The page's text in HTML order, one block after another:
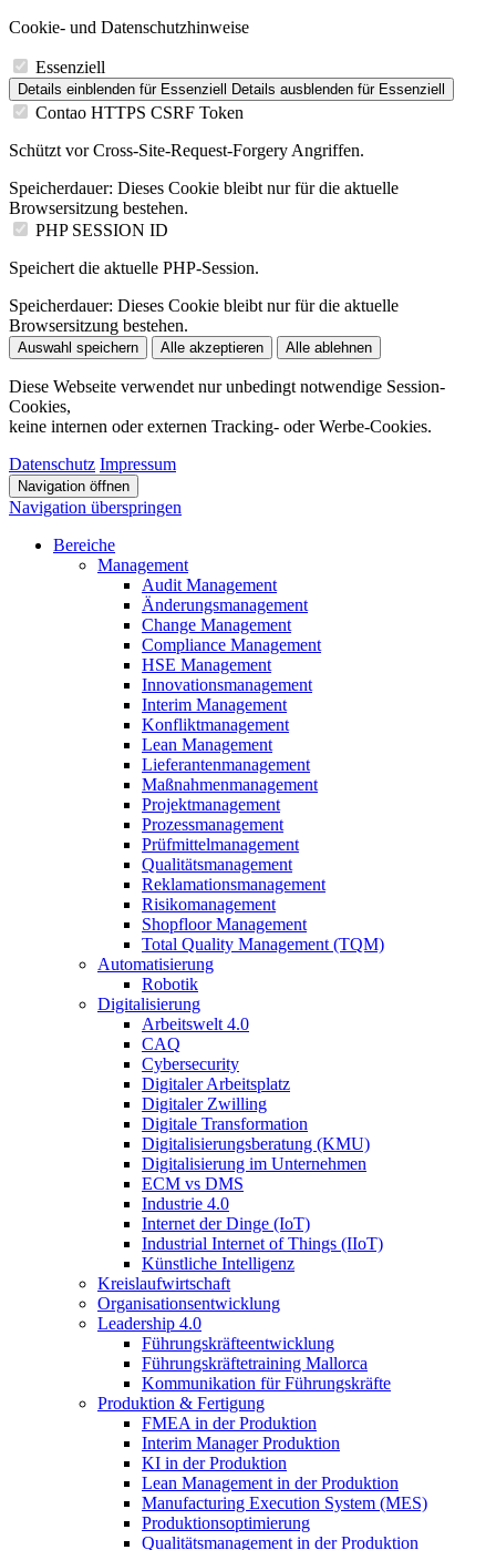
Cookie- und Datenschutzhinweise
Essenziell
Details einblenden für Essenziell Details ausblenden für Essenziell
Contao HTTPS CSRF Token
Schützt vor Cross-Site-Request-Forgery Angriffen.
Speicherdauer: Dieses Cookie bleibt nur für die aktuelle
Browsersitzung bestehen.
PHP SESSION ID
Speichert die aktuelle PHP-Session.
Speicherdauer: Dieses Cookie bleibt nur für die aktuelle
Browsersitzung bestehen.
Auswahl speichern Alle akzeptieren Alle ablehnen
Diese Webseite verwendet nur unbedingt notwendige Session-
Cookies,
keine internen oder externen Tracking- oder Werbe-Cookies.
Datenschutz Impressum
Navigation öffnen
Navigation überspringen
Bereiche
Management
Audit Management
Änderungsmanagement
Change Management
Compliance Management
HSE Management
Innovationsmanagement
Interim Management
Konfliktmanagement
Lean Management
Lieferantenmanagement
Maßnahmenmanagement
Projektmanagement
Prozessmanagement
Prüfmittelmanagement
Qualitätsmanagement
Reklamationsmanagement
Risikomanagement
Shopfloor Management
Total Quality Management (TQM)
Automatisierung
Robotik
Digitalisierung
Arbeitswelt 4.0
CAQ
Cybersecurity
Digitaler Arbeitsplatz
Digitaler Zwilling
Digitale Transformation
Digitalisierungsberatung (KMU)
Digitalisierung im Unternehmen
ECM vs DMS
Industrie 4.0
Internet der Dinge (IoT)
Industrial Internet of Things (IIoT)
Künstliche Intelligenz
Kreislaufwirtschaft
Organisationsentwicklung
Leadership 4.0
Führungskräfteentwicklung
Führungskräftetraining Mallorca
Kommunikation für Führungskräfte
Produktion & Fertigung
FMEA in der Produktion
Interim Manager Produktion
KI in der Produktion
Lean Management in der Produktion
Manufacturing Execution System (MES)
Produktionsoptimierung
Qualitätsmanagement in der Produktion